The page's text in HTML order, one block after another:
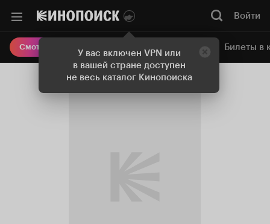
У вас включен VPN или
в вашей стране доступен
не весь каталог Кинопоиска
Войти
Смотреть кино Онлайн-кинотеатр Билеты в